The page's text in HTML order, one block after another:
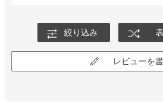
絞り込み
レビューを書